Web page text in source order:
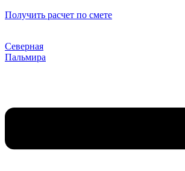
Получить расчет по смете
Северная
Пальмира